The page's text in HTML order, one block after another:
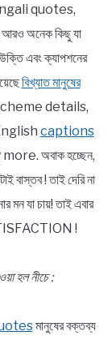
quotes,
অনেক কিছু যা
উক্তি এবং ক্যাপশনের
বিখ্যাত মানুষের
details,
captions
অবাক হচ্ছেন,
বাস্তব ! তাই দেরি না
মন যা চায়! তাই এবার
!
হল নীচে :
মানুষের বক্তব্য